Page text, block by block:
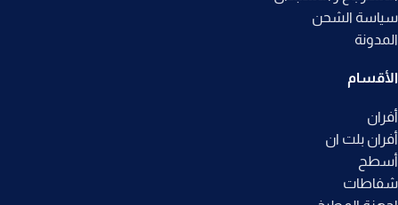
سياسة الشحن
المدونة
الأقسام
أفران
أفران بلت ان
أسطح
شفاطات